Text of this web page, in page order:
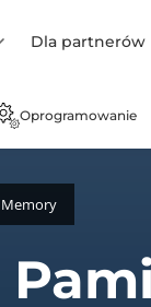
Dla partnerów
Oprogramowanie